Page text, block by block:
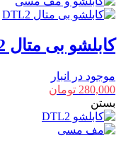
کابلشو بی متال DTL2 سایز 70 با سوراخ 12
موجود در انبار
280,000 تومان
بستن